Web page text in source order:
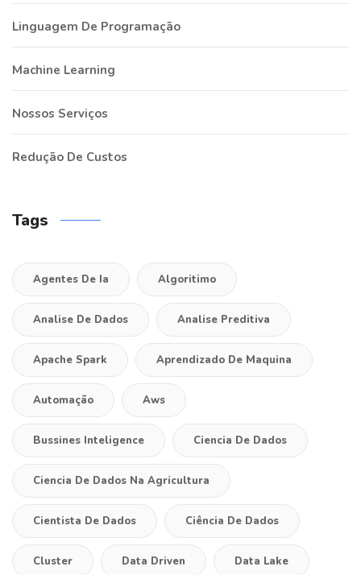
Linguagem De Programação
Machine Learning
Nossos Serviços
Redução De Custos
Tags
Agentes De Ia Algoritimo
Analise De Dados Analise Preditiva
Apache Spark Aprendizado De Maquina
Automação Aws
Bussines Inteligence Ciencia De Dados
Ciencia De Dados Na Agricultura
Cientista De Dados Ciência De Dados
Cluster Data Driven Data Lake